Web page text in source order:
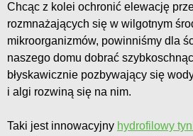
Chcąc z kolei ochronić elewację
rozmnażających się w wilgotnym
mikroorganizmów, powinniśmy dla
naszego domu dobrać
błyskawicznie pozbywający się
i algi rozwiną się na nim.
Taki jest innowacyjny hydrofilowy